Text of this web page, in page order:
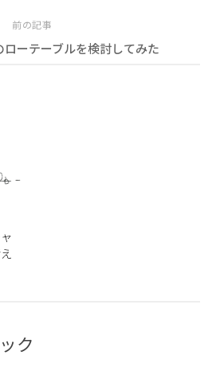
前の記事
ローテーブルを検討してみた
ク